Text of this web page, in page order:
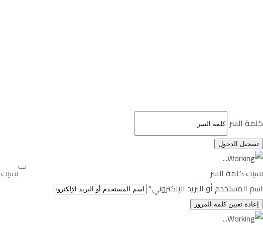
كلمة السر
نسيت كلمة السر
اسم المستخدم أو البريد الإلكتروني*